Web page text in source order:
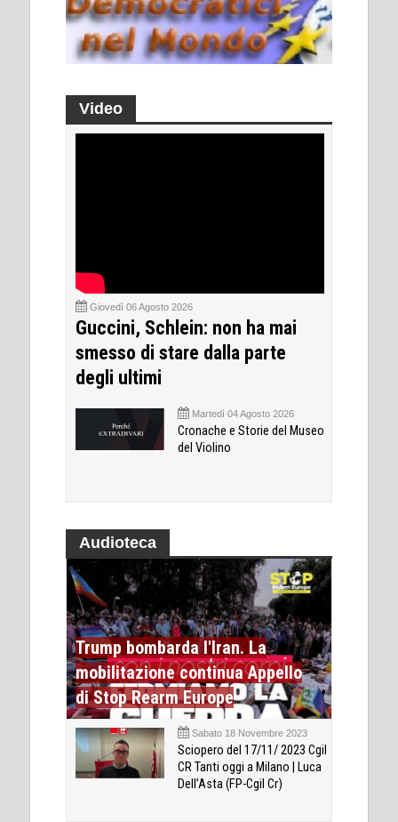
Video
Giovedì 06 Agosto 2026
Guccini, Schlein: non ha mai
smesso di stare dalla parte
degli ultimi
Martedì 04 Agosto 2026
Cronache e Storie del Museo
del Violino
Audioteca
Trump bombarda l'Iran. La
mobilitazione continua Appello
di Stop Rearm Europe
Sabato 18 Novembre 2023
Sciopero del 17/11/ 2023 Cgil
CR Tanti oggi a Milano | Luca
Dell’Asta (FP-Cgil Cr)